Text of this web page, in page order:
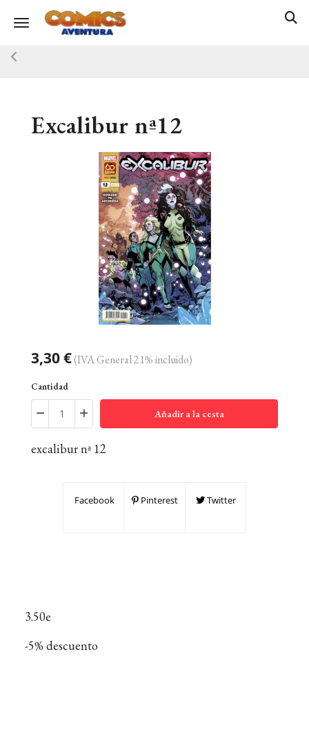
Toggle navigation
Excalibur nª12
3,30 €(IVA General 21% incluido)
Cantidad
Añadir a la cesta
excalibur nª 12
Facebook Pinterest Twitter
3.50e
-5% descuento